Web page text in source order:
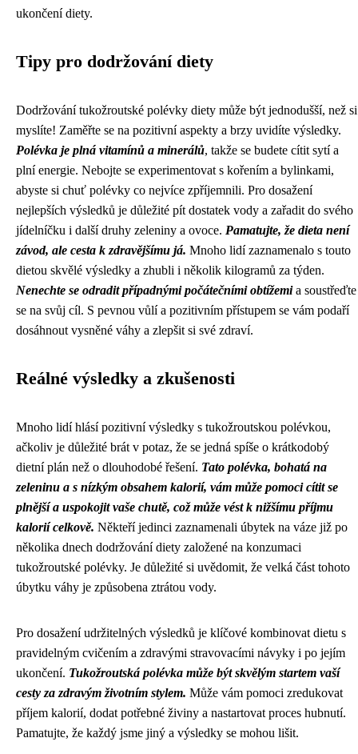
ukončení diety.
Tipy pro dodržování diety
Dodržování tukožroutské polévky diety může být jednodušší, než si
myslíte! Zaměřte se na pozitivní aspekty a brzy uvidíte výsledky.
Polévka je plná vitamínů a minerálů, takže se budete cítit sytí a
plní energie. Nebojte se experimentovat s kořením a bylinkami,
abyste si chuť polévky co nejvíce zpříjemnili. Pro dosažení
nejlepších výsledků je důležité pít dostatek vody a zařadit do svého
jídelníčku i další druhy zeleniny a ovoce. Pamatujte, že dieta není
závod, ale cesta k zdravějšímu já. Mnoho lidí zaznamenalo s touto
dietou skvělé výsledky a zhubli i několik kilogramů za týden.
Nenechte se odradit případnými počátečními obtížemia soustřeďte
se na svůj cíl. S pevnou vůlí a pozitivním přístupem se vám podaří
dosáhnout vysněné váhy a zlepšit si své zdraví.
Reálné výsledky a zkušenosti
Mnoho lidí hlásí pozitivní výsledky s tukožroutskou polévkou,
ačkoliv je důležité brát v potaz, že se jedná spíše o krátkodobý
dietní plán než o dlouhodobé řešení. Tato polévka, bohatá na
zeleninu a s nízkým obsahem kalorií, vám může pomoci cítit se
plnější a uspokojit vaše chutě, což může vést k nižšímu příjmu
kalorií celkově. Někteří jedinci zaznamenali úbytek na váze již po
několika dnech dodržování diety založené na konzumaci
tukožroutské polévky. Je důležité si uvědomit, že velká část tohoto
úbytku váhy je způsobena ztrátou vody.
Pro dosažení udržitelných výsledků je klíčové kombinovat dietu s
pravidelným cvičením a zdravými stravovacími návyky i po jejím
ukončení. Tukožroutská polévka může být skvělým startem vaší
cesty za zdravým životním stylem. Může vám pomoci zredukovat
příjem kalorií, dodat potřebné živiny a nastartovat proces hubnutí.
Pamatujte, že každý jsme jiný a výsledky se mohou lišit.